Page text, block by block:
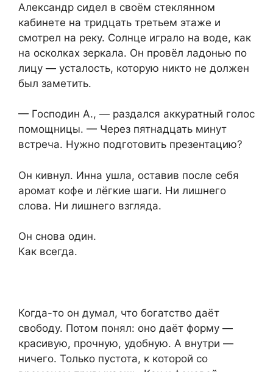
Александр сидел в своём стеклянном
кабинете на тридцать третьем этаже и
смотрел на реку. Солнце играло на воде, как
на осколках зеркала. Он провёл ладонью по
лицу — усталость, которую никто не должен
был заметить.
— Господин А., — раздался аккуратный голос
помощницы. — Через пятнадцать минут
встреча. Нужно подготовить презентацию?
Он кивнул. Инна ушла, оставив после себя
аромат кофе и лёгкие шаги. Ни лишнего
слова. Ни лишнего взгляда.
Он снова один.
Как всегда.
Когда-то он думал, что богатство даёт
свободу. Потом понял: оно даёт форму —
красивую, прочную, удобную. А внутри —
ничего. Только пустота, к которой со